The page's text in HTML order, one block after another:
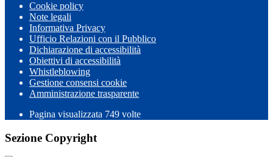
Cookie policy
Note legali
Informativa Privacy
Ufficio Relazioni con il Pubblico
Dichiarazione di accessibilità
Obiettivi di accessibilità
Whistleblowing
Gestione consensi cookie
Amministrazione trasparente
Pagina visualizzata 749 volte
Sezione Copyright